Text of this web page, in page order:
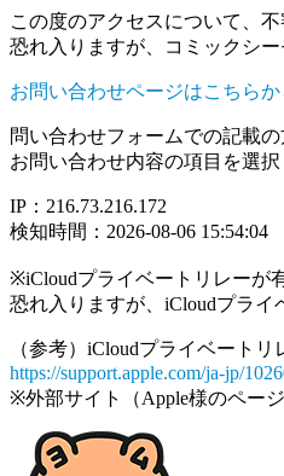
この度のアクセスについて、
恐れ入りますが、コミックシ
お問い合わせページはこちらか
問い合わせフォームでの記載
お問い合わせ内容の項目を選
IP：216.73.216.172
検知時間：2026-08-06 15:54:04
※iCloudプライベートリレーが
恐れ入りますが、iCloudプライ
（参考）iCloudプライベートリ
https://support.apple.com/ja-jp/
※外部サイト（Apple様のペー